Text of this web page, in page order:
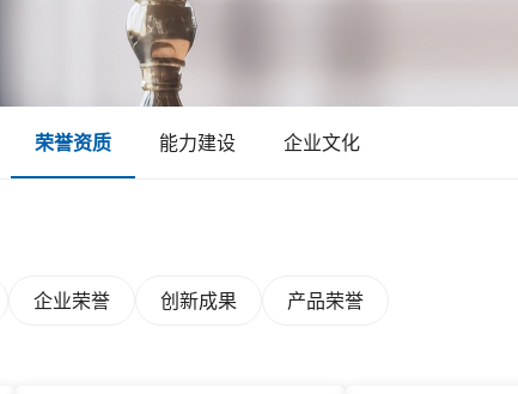
荣誉资质 能力建设 企业文化
企业荣誉 创新成果 产品荣誉